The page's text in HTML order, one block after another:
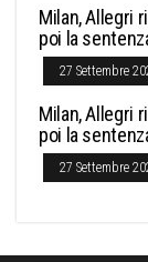
Milan, Allegri
poi la
27 Settembre
Milan, Allegri
poi la
27 Settembre